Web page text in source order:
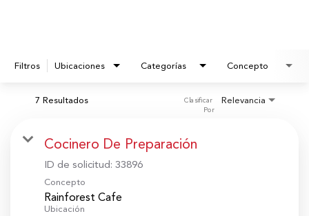
Filtros Ubicaciones Categorías Concepto
7 Resultados Relevancia
Clasificar
Por
Cocinero De Preparación
ID de solicitud: 33896
Concepto
Rainforest Cafe
Ubicación